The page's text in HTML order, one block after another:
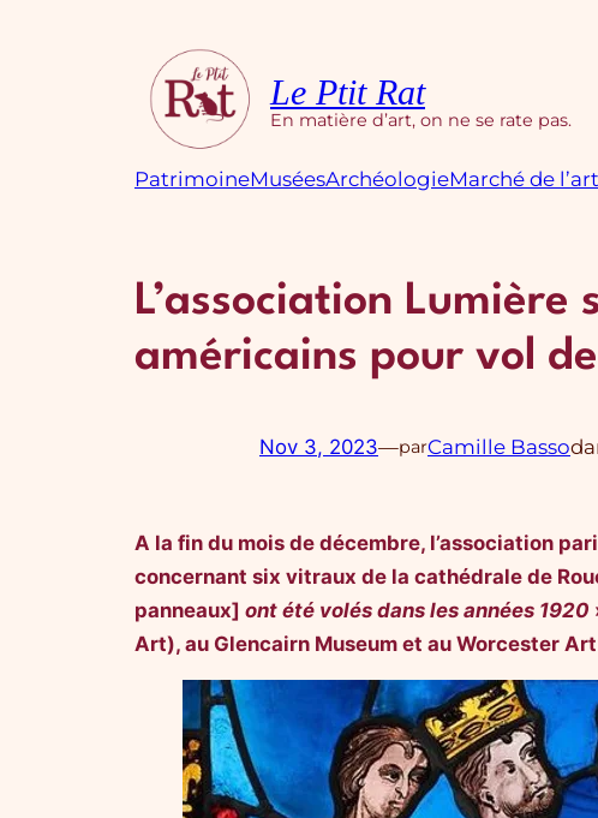
Le Ptit Rat
En matière d’art, on ne se rate pas.
PatrimoineMuséesArchéologieMarché de l’art
L’association
américains pour vol
Nov 3, 2023—parCamille Basso
A la fin du mois de décembre, l’association
concernant six vitraux de la cathédrale de
panneaux] ont été volés dans les années 1920
Art), au Glencairn Museum et au Worcester